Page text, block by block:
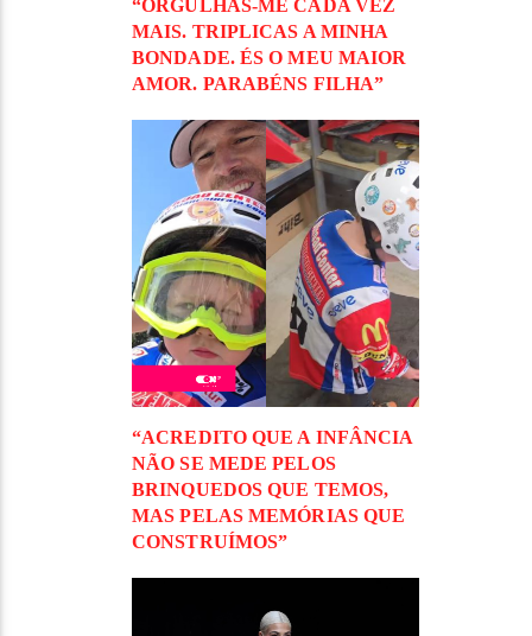
“ORGULHAS-ME CADA VEZ
MAIS. TRIPLICAS A MINHA
BONDADE. ÉS O MEU MAIOR
AMOR. PARABÉNS FILHA”
“ACREDITO QUE A INFÂNCIA
NÃO SE MEDE PELOS
BRINQUEDOS QUE TEMOS,
MAS PELAS MEMÓRIAS QUE
CONSTRUÍMOS”